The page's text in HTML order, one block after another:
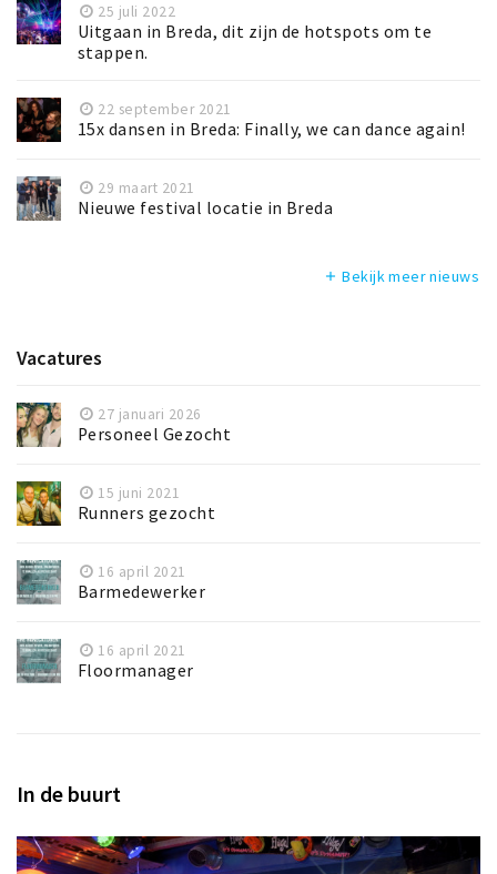
25 juli 2022
Uitgaan in Breda, dit zijn de hotspots om te
stappen.
22 september 2021
15x dansen in Breda: Finally, we can dance again!
29 maart 2021
Nieuwe festival locatie in Breda
add Bekijk meer nieuws
Vacatures
27 januari 2026
Personeel Gezocht
15 juni 2021
Runners gezocht
16 april 2021
Barmedewerker
16 april 2021
Floormanager
In de buurt